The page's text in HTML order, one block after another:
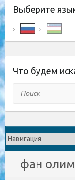
Выберите
Что будем
фан